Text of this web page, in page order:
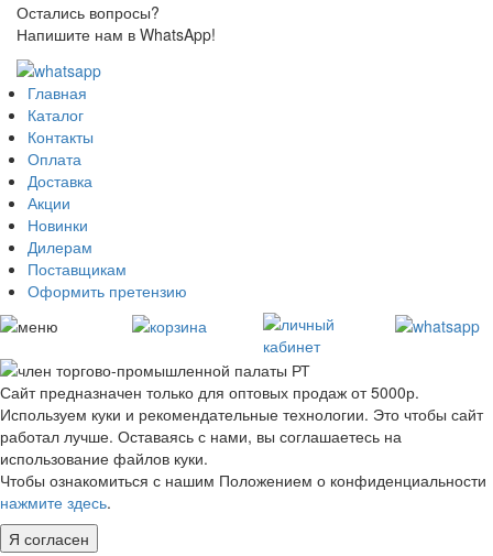
Остались вопросы?
Напишите нам в WhatsApp!
Главная
Каталог
Контакты
Оплата
Доставка
Акции
Новинки
Дилерам
Поставщикам
Оформить претензию
Сайт предназначен только для оптовых продаж от 5000р.
Используем куки и рекомендательные технологии. Это чтобы сайт
работал лучше. Оставаясь с нами, вы соглашаетесь на
использование файлов куки.
Чтобы ознакомиться с нашим Положением о конфиденциальности
нажмите здесь.
Я согласен